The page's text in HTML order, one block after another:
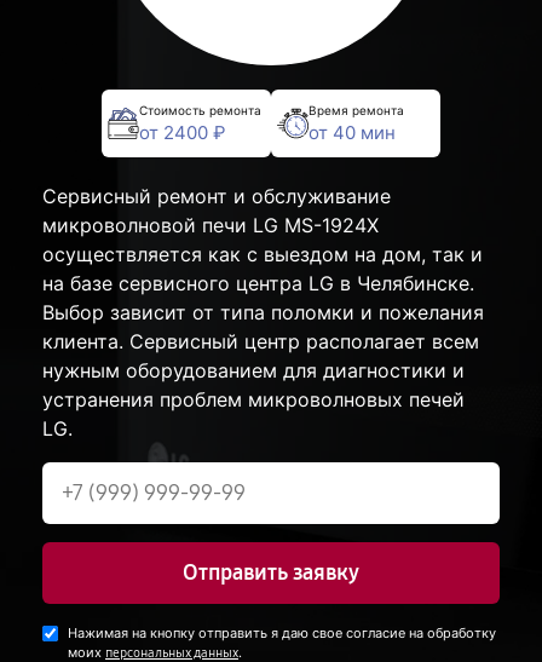
Стоимость ремонта
от 2400 ₽
Время ремонта
от 40 мин
Сервисный ремонт и обслуживание
микроволновой печи LG MS-1924X
осуществляется как с выездом на дом, так и
на базе сервисного центра LG в Челябинске.
Выбор зависит от типа поломки и пожелания
клиента. Сервисный центр располагает всем
нужным оборудованием для диагностики и
устранения проблем микроволновых печей
LG.
Отправить заявку
Нажимая на кнопку отправить я даю свое согласие на обработку
моих персональных данных.